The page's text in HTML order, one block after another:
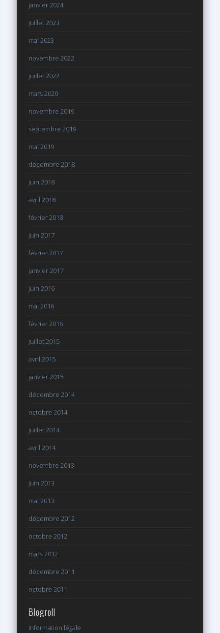
janvier 2024
juillet 2023
mai 2023
novembre 2022
juillet 2022
mars 2020
novembre 2019
septembre 2019
mai 2019
décembre 2018
juin 2018
avril 2018
février 2018
juin 2017
février 2017
janvier 2017
juin 2016
mai 2016
février 2016
juillet 2015
avril 2015
janvier 2015
décembre 2014
octobre 2014
juillet 2014
avril 2014
novembre 2013
juin 2013
mai 2013
décembre 2012
octobre 2012
mars 2012
décembre 2011
octobre 2011
Blogroll
Information légale